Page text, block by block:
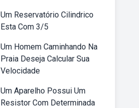
Um Reservatório Cilindrico
Esta Com 3/5
Um Homem Caminhando Na
Praia Deseja Calcular Sua
Velocidade
Um Aparelho Possui Um
Resistor Com Determinada